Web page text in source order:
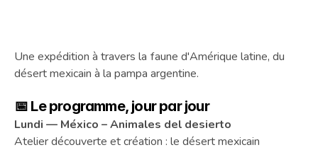
Une expédition à travers la faune d'Amérique latine, du
désert mexicain à la pampa argentine.
📅 Le programme, jour par jour
Lundi — México – Animales del desierto
Atelier découverte et création : le désert mexicain